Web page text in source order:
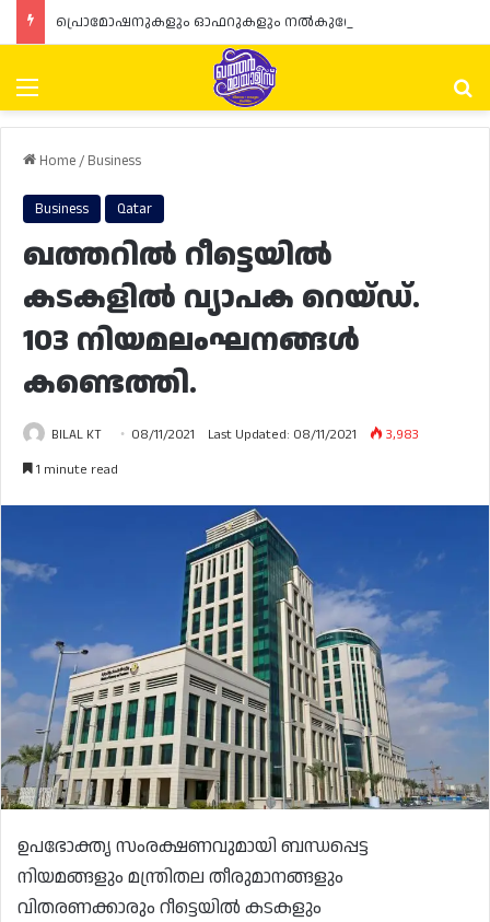
Menu
Home/ Business
Business Qatar
ഖത്തറിൽ റീട്ടെയിൽ
കടകളിൽ വ്യാപക റെയ്ഡ്.
103 നിയമലംഘനങ്ങൾ
കണ്ടെത്തി.
BILAL KT 08/11/2021 Last Updated: 08/11/2021
3,983
1 minute read
ഉപഭോക്തൃ സംരക്ഷണവുമായി ബന്ധപ്പെട്ട
നിയമങ്ങളും മന്ത്രിതല തീരുമാനങ്ങളും
വിതരണക്കാരും റീട്ടെയിൽ കടകളും